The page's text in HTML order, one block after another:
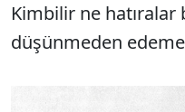
Kimbilir ne hatıralar
düşünmeden